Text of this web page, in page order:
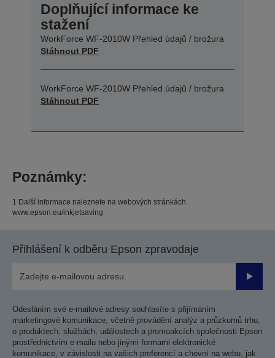
Doplňující informace ke
stažení
WorkForce WF-2010W Přehled údajů / brožura
Stáhnout PDF
WorkForce WF-2010W Přehled údajů / brožura
Stáhnout PDF
Poznámky:
1 Další informace naleznete na webových stránkách
www.epson.eu/inkjetsaving
Přihlášení k odběru Epson zpravodaje
Odesláním své e-mailové adresy souhlasíte s přijímáním
marketingové komunikace, včetně provádění analýz a průzkumů trhu,
o produktech, službách, událostech a promoakcích společnosti Epson
prostřednictvím e-mailu nebo jinými formami elektronické
komunikace, v závislosti na vašich preferencí a chovní na webu, jak